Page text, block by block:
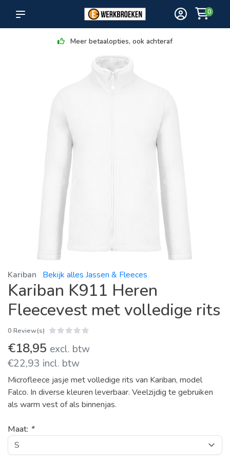
0
Meer betaalopties, ook achteraf
Kariban Bekijk alles Jassen & Fleeces
Kariban K911 Heren
Fleecevest met volledige rits
0 Review(s)
€18,95 excl. btw
€22,93 incl. btw
Microfleece jasje met volledige rits van Kariban, model
Falco. In diverse kleuren leverbaar. Veelzijdig te gebruiken
als warm vest of als binnenjas.
Maat: *